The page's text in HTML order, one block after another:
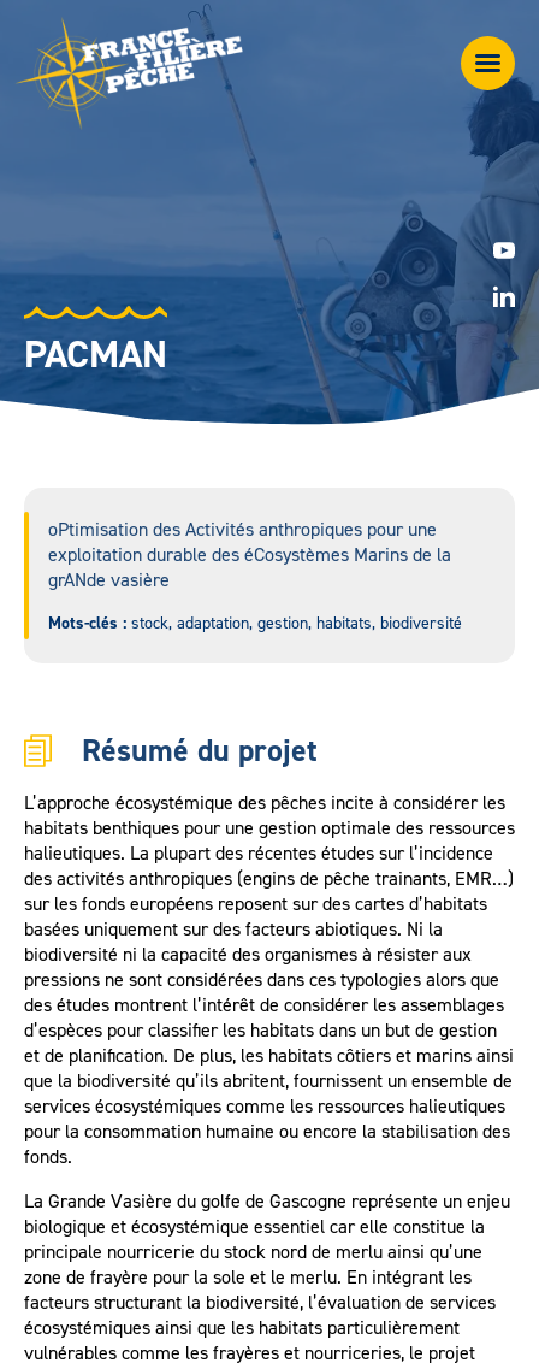
PACMAN
oPtimisation des Activités anthropiques pour une
exploitation durable des éCosystèmes Marins de la
grANde vasière
Mots-clés : stock, adaptation, gestion, habitats, biodiversité
Résumé du projet
L’approche écosystémique des pêches incite à considérer les
habitats benthiques pour une gestion optimale des ressources
halieutiques. La plupart des récentes études sur l’incidence
des activités anthropiques (engins de pêche trainants, EMR…)
sur les fonds européens reposent sur des cartes d’habitats
basées uniquement sur des facteurs abiotiques. Ni la
biodiversité ni la capacité des organismes à résister aux
pressions ne sont considérées dans ces typologies alors que
des études montrent l’intérêt de considérer les assemblages
d’espèces pour classifier les habitats dans un but de gestion
et de planification. De plus, les habitats côtiers et marins ainsi
que la biodiversité qu’ils abritent, fournissent un ensemble de
services écosystémiques comme les ressources halieutiques
pour la consommation humaine ou encore la stabilisation des
fonds.
La Grande Vasière du golfe de Gascogne représente un enjeu
biologique et écosystémique essentiel car elle constitue la
principale nourricerie du stock nord de merlu ainsi qu’une
zone de frayère pour la sole et le merlu. En intégrant les
facteurs structurant la biodiversité, l’évaluation de services
écosystémiques ainsi que les habitats particulièrement
vulnérables comme les frayères et nourriceries, le projet